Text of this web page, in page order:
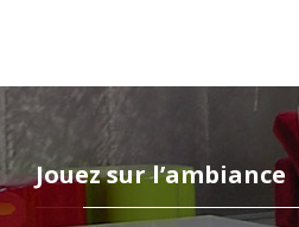
Jouez sur l’ambiance